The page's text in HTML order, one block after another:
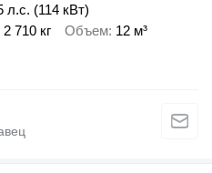
л.с. (114 кВт)
2 710 кг Объем 12 м³